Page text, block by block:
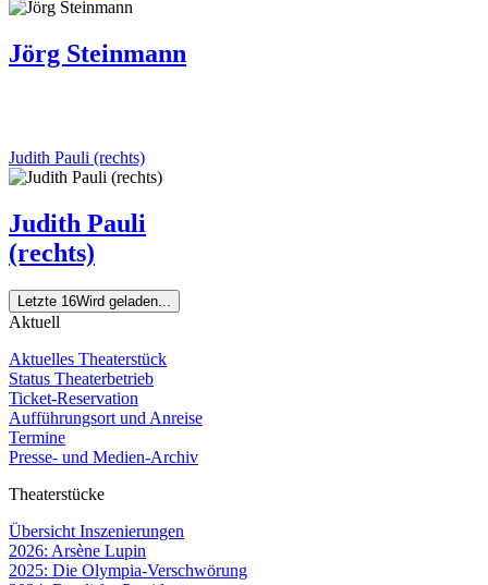
Jörg Steinmann
Judith Pauli (rechts)
Judith Pauli
(rechts)
Letzte 16Wird geladen...
Aktuell
Aktuelles Theaterstück
Status Theaterbetrieb
Ticket-Reservation
Aufführungsort und Anreise
Termine
Presse- und Medien-Archiv
Theaterstücke
Übersicht Inszenierungen
2026: Arsène Lupin
2025: Die Olympia-Verschwörung